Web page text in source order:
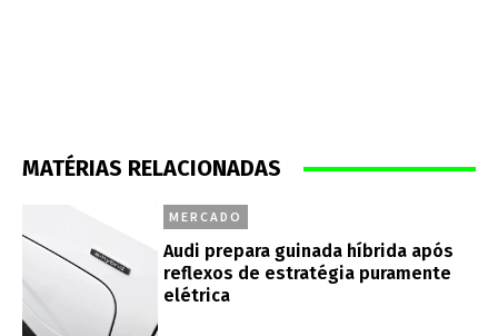
MATÉRIAS RELACIONADAS
MERCADO
Audi prepara guinada híbrida após
reflexos de estratégia puramente
elétrica